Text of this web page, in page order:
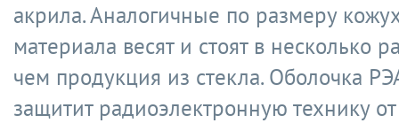
акрила. Аналогичные по размеру
материала весят и стоят в несколько
чем продукция из стекла. Оболочка
защитит радиоэлектронную технику